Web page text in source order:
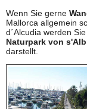
Wenn Sie gerne
Mallorca allgemein
d´Alcudia werden
Naturpark von
darstellt.